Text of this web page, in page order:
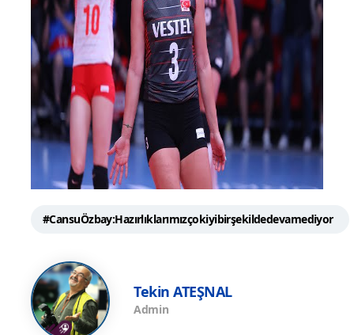
#CansuÖzbay:Hazırlıklarımızçokiyibirşekildedevamediyor
Tekin ATEŞNAL
Admin